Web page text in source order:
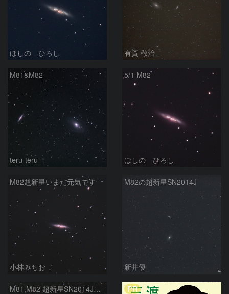
ほしの ひろし 有賀 敬治
M81&M82
teru-teru
5/1 M82
ほしの ひろし
M82超新星いまだ元気です
小林みちお
M82の超新星SN2014J
新井優
M81,M82 超新星SN2014J添え PR